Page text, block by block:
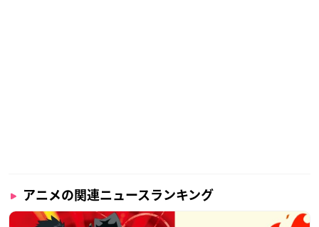
アニメの関連ニュースランキング